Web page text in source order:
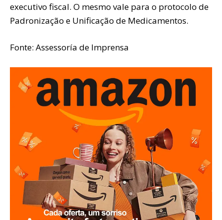
executivo fiscal. O mesmo vale para o protocolo de
Padronização e Unificação de Medicamentos.
Fonte: Assessoría de Imprensa